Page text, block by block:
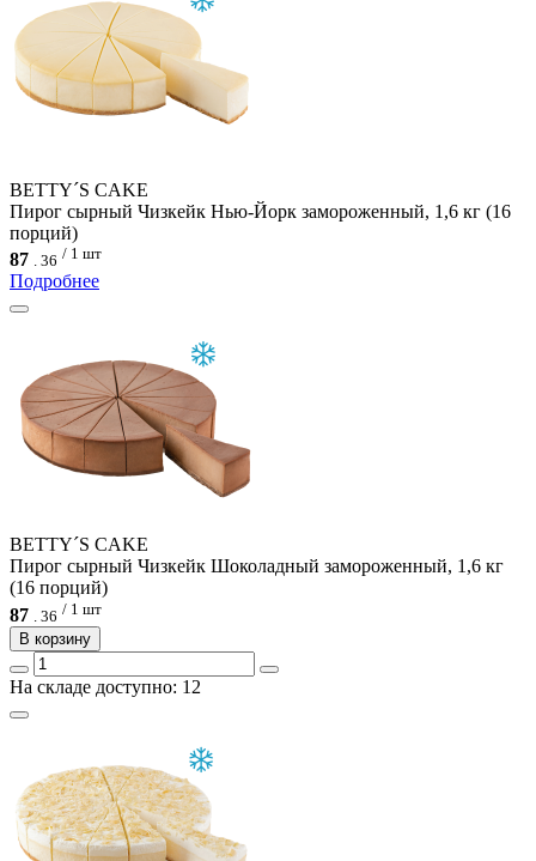
BETTY´S CAKE
Пирог сырный Чизкейк Нью-Йорк замороженный, 1,6 кг (16
порций)
87 . 36 / 1 шт
Подробнее
BETTY´S CAKE
Пирог сырный Чизкейк Шоколадный замороженный, 1,6 кг
(16 порций)
87
36 / 1 шт
В корзину
На складе доступно: 12